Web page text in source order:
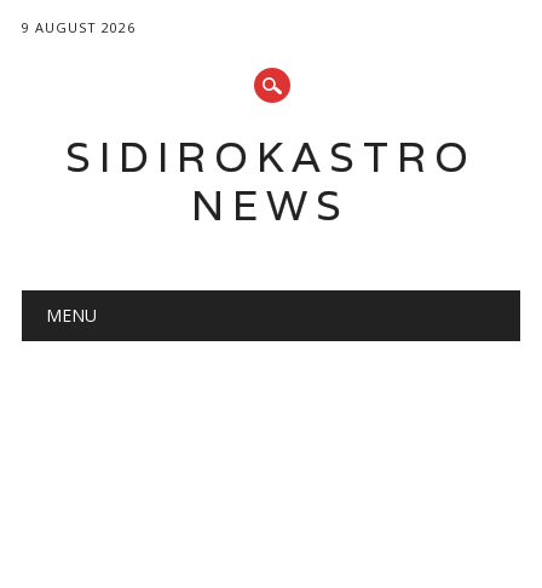
9 AUGUST 2026
SIDIROKASTRO
NEWS
Main menu
MENU